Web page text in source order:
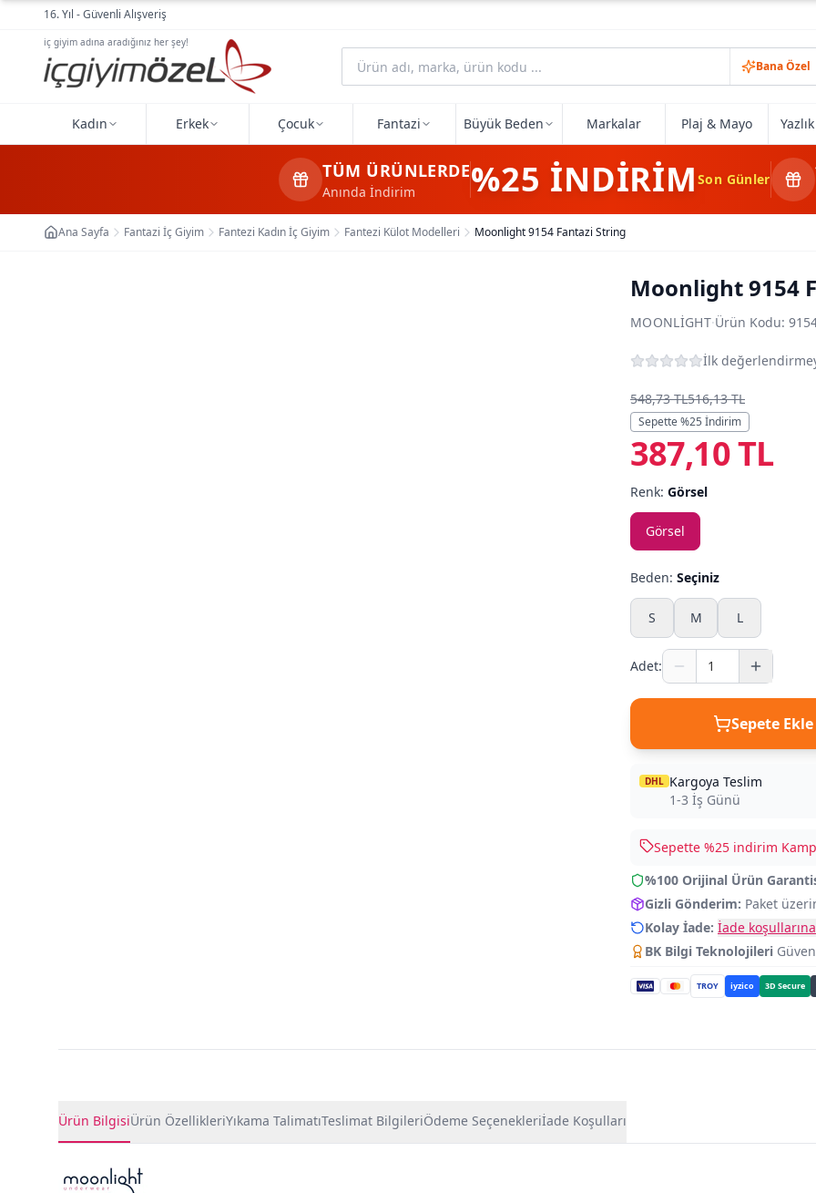
Ana içeriğe geç16. Yıl - Güvenli Alışveriş
iç giyim adına aradığınız her şey!
Bana Özel
Kadın Erkek Çocuk Fantazi Büyük Beden Markalar Plaj & Mayo
TÜM ÜRÜNLERDE
Anında İndirim %25 İNDİRİMSon Günler
Ana Sayfa Fantazi İç Giyim Fantezi Kadın İç Giyim Fantezi Külot Modelleri Moonlight 9154 Fantazi String
Moonlight 9154
MOONLIGHT·Ürün Kodu:
İlk
548,73 TL516,13 TL
Sepette %25 İndirim
387,10 TL
Renk: Görsel
Görsel
Beden: Seçiniz
S M L
Adet:
Sepete Ekle
DHL Kargoya Teslim
1-3 İş Günü
Sepette %25 indirim
%100 Orijinal Ürün
Gizli Gönderim: Paket
Kolay İade: İade koşullarına
BK Bilgi Teknolojileri
TROY iyzico 3D Secure
Ürün BilgisiÜrün ÖzellikleriYıkama TalimatıTeslimat BilgileriÖdeme Seçenekleriİade Koşulları